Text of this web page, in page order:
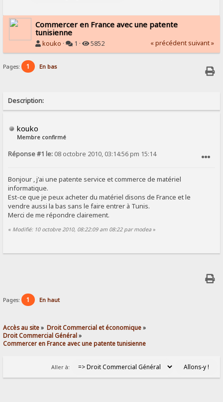
Commercer en France avec une patente
tunisienne
kouko · 1 · 5852 « précédent suivant »
Pages: 1 En bas
Description:
kouko
Membre confirmé
Réponse #1 le: 08 octobre 2010, 03:14:56 pm 15:14
Bonjour , j'ai une patente service et commerce de matériel
informatique.
Est-ce que je peux acheter du matériel disons de France et le
vendre aussi la bas sans le faire entrer à Tunis.
Merci de me répondre clairement.
« Modifié: 10 octobre 2010, 08:22:09 am 08:22 par modea »
Pages: 1 En haut
Accès au site» Droit Commercial et économique»
Droit Commercial Général»
Commercer en France avec une patente tunisienne
Aller à: